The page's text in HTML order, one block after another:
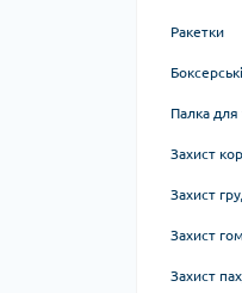
Блоки
Гамаки
Диски
Ракетки
Палка для
Захист
Захист
Захист
Захист